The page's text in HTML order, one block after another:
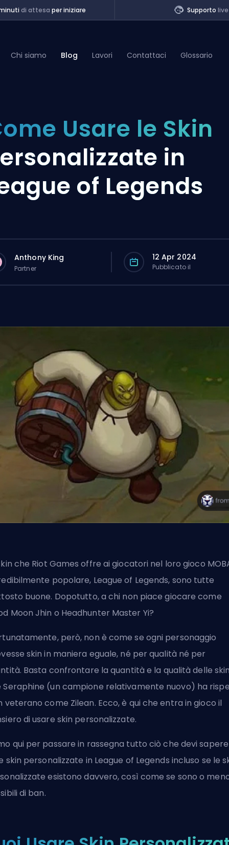
di attesa per iniziare Supporto live
Chi siamo Blog Lavori Contattaci Glossario
Usare le Skin
in
of Legends
Anthony King
Partner
12 Apr 2024
Pubblicato il
che Riot Games offre ai giocatori nel loro gioco
popolare, League of Legends, sono tutte
buone. Dopotutto, a chi non piace giocare come
Moon Jhin o Headhunter Master Yi?
però, non è come se ogni personaggio
skin in maniera eguale, né per qualità né per
Basta confrontare la quantità e la qualità delle skin
Seraphine (un campione relativamente nuovo) ha
veterano come Zilean. Ecco, è qui che entra in gioco il
di usare skin personalizzate.
qui per passare in rassegna tutto ciò che devi sapere
skin personalizzate in League of Legends incluso se le
esistono davvero, così come se sono o
di ban.